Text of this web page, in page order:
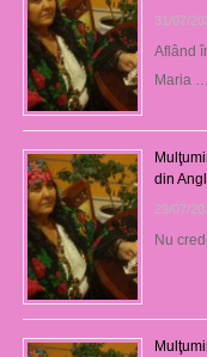
31/07/
Aflând
Maria …
din
29/07/
Nu